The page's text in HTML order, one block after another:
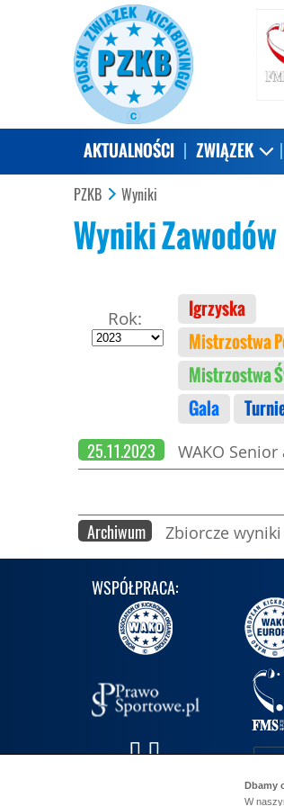
AKTUALNOŚCI ZWIĄZEK
PZKB Wyniki
Wyniki Zawodów
Rok:
Igrzyska
Mistrzostwa
Mistrzostwa
Gala
25.11.2023 WAKO
Archiwum Zbiorcze
WSPÓŁPRACA:
Dbamy
W